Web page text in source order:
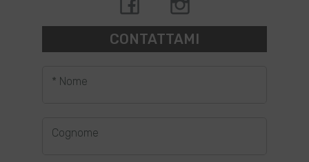
CONTATTAMI
* Nome
Cognome